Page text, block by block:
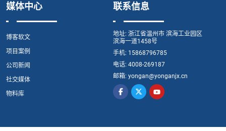
媒体中心
博客软文
项目案例
公司新闻
社交媒体
物料库
联系信息
地址: 浙江省温州市 滨海工业园区
滨海一道1458号
手机: 15868796785
电话: 4008-269187
邮箱: yongan@yonganjx.cn